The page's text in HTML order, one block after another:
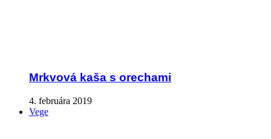
Mrkvová kaša s orechami
4. februára 2019
Vege